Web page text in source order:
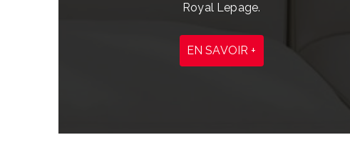
Royal Lepage.
EN SAVOIR +